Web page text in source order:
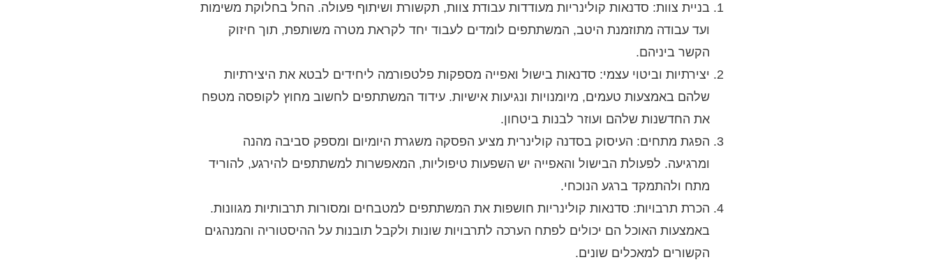
בניית צוות: סדנאות קולינריות מעודדות עבודת צוות, תקשורת ושיתוף פעולה. החל בחלוקת משימות
ועד עבודה מתוזמנת היטב, המשתתפים לומדים לעבוד יחד לקראת מטרה משותפת, תוך חיזוק
הקשר ביניהם.
יצירתיות וביטוי עצמי: סדנאות בישול ואפייה מספקות פלטפורמה ליחידים לבטא את היצירתיות
שלהם באמצעות טעמים, מיומנויות ונגיעות אישיות. עידוד המשתתפים לחשוב מחוץ לקופסה מטפח
את החדשנות שלהם ועוזר לבנות ביטחון.
הפגת מתחים: העיסוק בסדנה קולינרית מציע הפסקה משגרת היומיום ומספק סביבה מהנה
ומרגיעה. לפעולת הבישול והאפייה יש השפעות טיפוליות, המאפשרות למשתתפים להירגע, להוריד
מתח ולהתמקד ברגע הנוכחי.
הכרת תרבויות: סדנאות קולינריות חושפות את המשתתפים למטבחים ומסורות תרבותיות מגוונות.
באמצעות האוכל הם יכולים לפתח הערכה לתרבויות שונות ולקבל תובנות על ההיסטוריה והמנהגים
הקשורים למאכלים שונים.